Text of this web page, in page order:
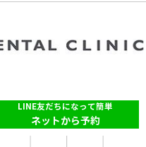
LINE友だちになって簡単
ネットから予約